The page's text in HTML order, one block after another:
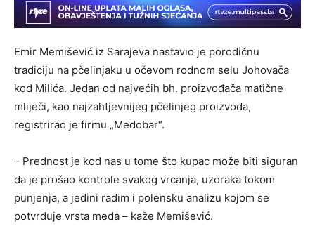
Emir Memišević iz Sarajeva nastavio je porodičnu
tradiciju na pčelinjaku u očevom rodnom selu Johovača
kod Milića. Jedan od najvećih bh. proizvođača matične
mliječi, kao najzahtjevnijeg pčelinjeg proizvoda,
registrirao je firmu „Medobar“.
– Prednost je kod nas u tome što kupac može biti siguran
da je prošao kontrole svakog vrcanja, uzoraka tokom
punjenja, a jedini radim i polensku analizu kojom se
potvrđuje vrsta meda – kaže Memišević.